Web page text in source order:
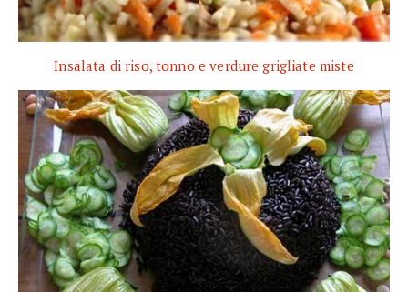
Insalata di riso, tonno e verdure grigliate miste